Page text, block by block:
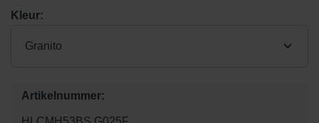
Kleur:
Granito
Artikelnummer: